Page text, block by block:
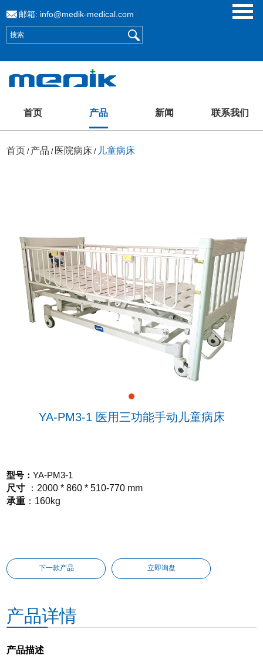
邮箱: info@medik-medical.com
首页 产品 新闻 联系我们
首页 / 产品 / 医院病床 / 儿童病床
YA-PM3-1 医用三功能手动儿童病床
型号 ：YA-PM3-1
尺寸
： 2000 * 860 * 510-770 mm
承重 ： 160kg
下一款产品 立即询盘
产品详情
产品描述